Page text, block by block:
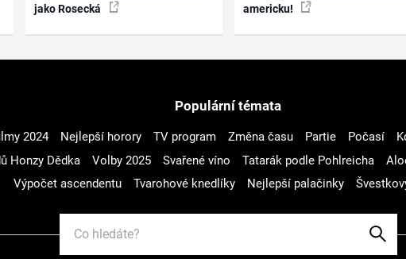
jako Rosecká
americku!
Populární témata
2024 Nejlepší horory TV program Změna času Partie Počasí
Honzy Dědka Volby 2025 Svařené víno Tatarák podle Pohlreicha
Výpočet ascendentu
Tvarohové knedlíky Nejlepší palačinky